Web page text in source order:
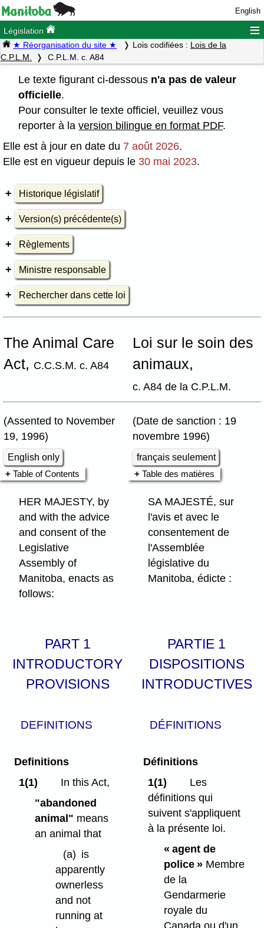
English
Législation ≡
★ Réorganisation du site ★ Lois codifiées : Lois de la
C.P.L.M.
C.P.L.M. c. A84
Le texte figurant ci-dessous n'a pas de valeur
officielle.
Pour consulter le texte officiel, veuillez vous
reporter à laversion bilingue en format PDF.
Elle est à jour en date du 7 août 2026.
Elle est en vigueur depuis le 30 mai 2023.
Historique législatif
Version(s) précédente(s)
Règlements
Ministre responsable
Rechercher dans cette loi
The Animal Care
Act, C.C.S.M. c. A84
Loi sur le soin des
animaux,
c. A84 de la C.P.L.M.
(Assented to November
19, 1996)
(Date de sanction : 19
novembre 1996)
English only
français seulement
Table of Contents
Table des matières
HER MAJESTY, by
and with the advice
and consent of the
Legislative
Assembly of
Manitoba, enacts as
follows:
SA MAJESTÉ, sur
l'avis et avec le
consentement de
l'Assemblée
législative du
Manitoba, édicte :
PART 1
INTRODUCTORY
PROVISIONS
PARTIE 1
DISPOSITIONS
INTRODUCTIVES
DEFINITIONS DÉFINITIONS
Definitions
1(1)
In this Act,
"abandoned
animal" means
an animal that
(a) is
apparently
ownerless
and not
running at
Définitions
1(1)
Les
définitions qui
suivent s'appliquent
à la présente loi.
« agent de
police »Membre
de la
Gendarmerie
royale du